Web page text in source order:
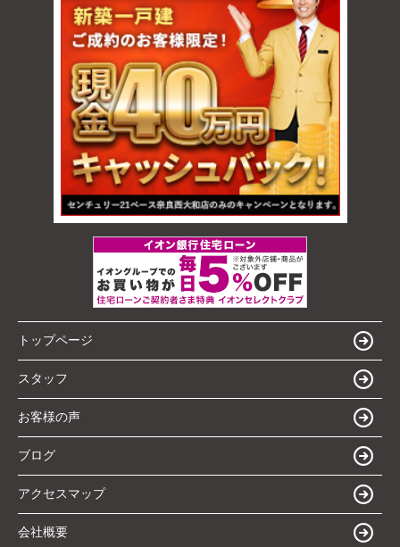
トップページ
スタッフ
お客様の声
ブログ
アクセスマップ
会社概要